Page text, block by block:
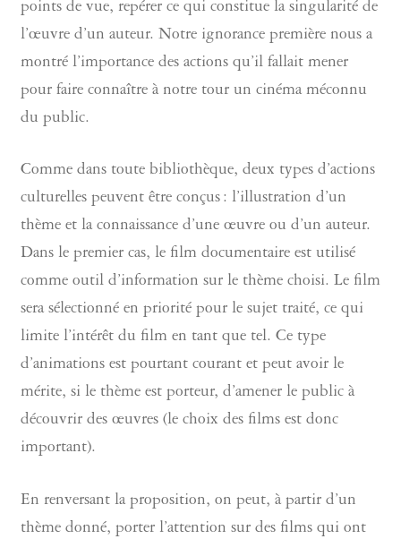
points de vue, repérer ce qui constitue la singularité de
l’œuvre d’un auteur. Notre ignorance première nous a
montré l’importance des actions qu’il fallait mener
pour faire connaître à notre tour un cinéma méconnu
du public.
Comme dans toute bibliothèque, deux types d’actions
culturelles peuvent être conçus : l’illustration d’un
thème et la connaissance d’une œuvre ou d’un auteur.
Dans le premier cas, le film documentaire est utilisé
comme outil d’information sur le thème choisi. Le film
sera sélectionné en priorité pour le sujet traité, ce qui
limite l’intérêt du film en tant que tel. Ce type
d’animations est pourtant courant et peut avoir le
mérite, si le thème est porteur, d’amener le public à
découvrir des œuvres (le choix des films est donc
important).
En renversant la proposition, on peut, à partir d’un
thème donné, porter l’attention sur des films qui ont